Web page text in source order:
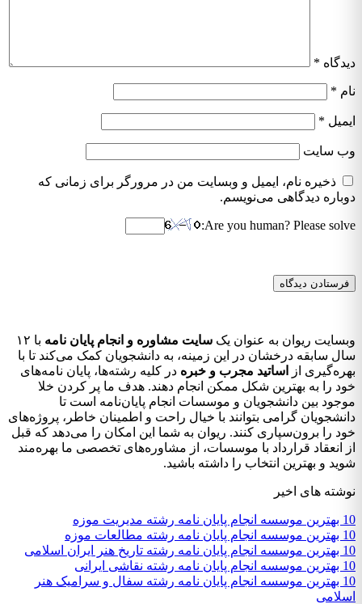
دیدگاه *
نام *
ایمیل *
وب‌ سایت
ذخیره نام، ایمیل و وبسایت من در مرورگر برای زمانی که
دوباره دیدگاهی می‌نویسم.
Are you human? Please solve:
وبسایت ریوان به عنوان یک سایت مشاوره و انجام پایان نامه
با ۱۲
سال سابقه درخشان در این زمینه، به دانشجویان کمک می‌کند تا با
بهره‌گیری از
اساتید مجرب و خبره در کلیه رشته‌ها، پایان نامه‌های
خود را به بهترین شکل ممکن انجام دهند. هدف ما پر کردن خلا
موجود بین دانشجویان و موسسات انجام پایان‌نامه است تا
دانشجویان گرامی بتوانند با خیال راحت و اطمینان خاطر، پروژه‌های
خود را برون‌سپاری کنند. ریوان به شما این امکان را می‌دهد که قبل
از انعقاد قرارداد با موسسات، از مشاوره‌های تخصصی ما بهره‌مند
شوید و بهترین انتخاب را داشته باشید.
نوشته های اخیر
10 بهترین موسسه انجام پایان نامه رشته مدیریت موزه
10 بهترین موسسه انجام پایان نامه رشته مطالعات موزه
10 بهترین موسسه انجام پایان نامه رشته تاریخ هنر ایران اسلامی
10 بهترین موسسه انجام پایان نامه رشته نقاشی ایرانی
10 بهترین موسسه انجام پایان نامه رشته سفال و سرامیک هنر
اسلامی